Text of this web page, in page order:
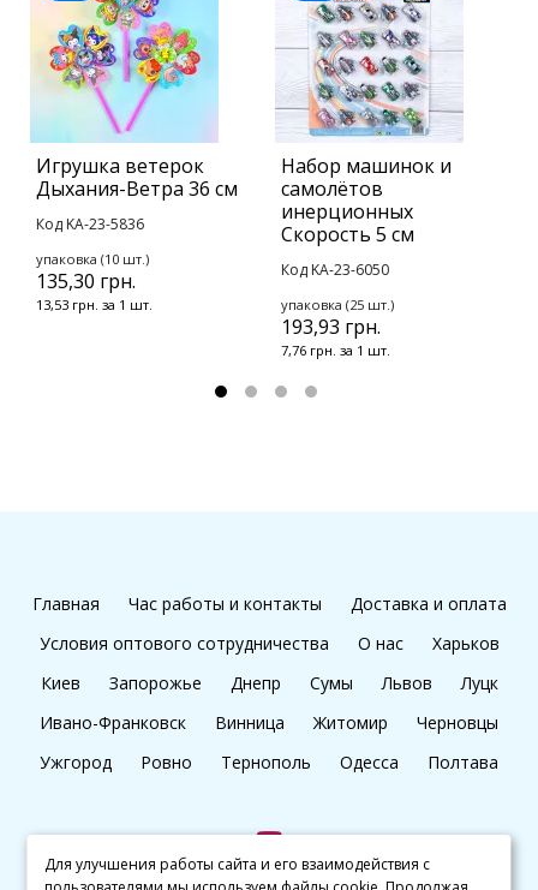
Игрушка ветерок
Дыхания-Ветра 36 см
Код KA-23-5836
упаковка (10 шт.)
135,30 грн.
13,53 грн. за 1 шт.
Набор машинок и
самолётов
инерционных
Скорость 5 см
Код KA-23-6050
упаковка (25 шт.)
193,93 грн.
7,76 грн. за 1 шт.
Главная Час работы и контакты
Доставка и оплата
Условия оптового сотрудничества
О нас
Харьков
Киев
Запорожье Днепр Сумы Львов
Луцк
Ивано-Франковск
Винница Житомир
Черновцы
Ужгород
Ровно Тернополь Одесса Полтава
Для улучшения работы сайта и его взаимодействия с